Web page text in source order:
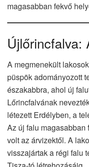
magasabban fekvő
Újlőrincfalva:
A megmenekült
püspök adományozott
északabbra, ahol új
Lőrincfalvának
létezett Erdélyben, a
Az új falu magasabban
volt az árvizektől. A
visszajártak a régi falu